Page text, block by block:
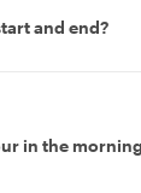
and end?
in the